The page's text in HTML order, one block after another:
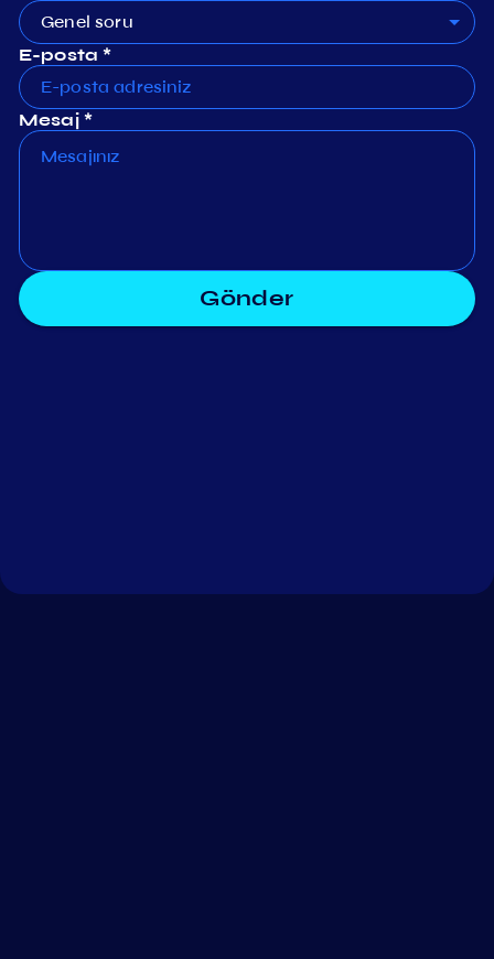
Genel soru
E-posta *
Mesaj *
Gönder